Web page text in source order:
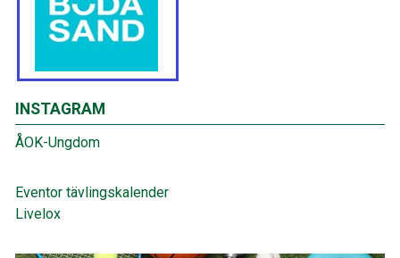
INSTAGRAM
ÅOK-Ungdom
Eventor tävlingskalender
Livelox